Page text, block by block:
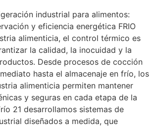
industrial para alimentos:
y eficiencia energética FRIO
alimenticia, el control térmico es
la calidad, la inocuidad y la
Desde procesos de cocción
hasta el almacenaje en frío, los
alimenticia permiten mantener
y seguras en cada etapa de la
21 desarrollamos sistemas de
diseñados a medida, que